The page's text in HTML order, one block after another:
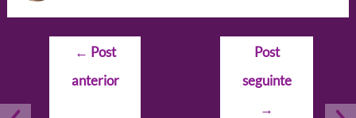
Navegação
Post
← Post
anterior
Post
seguinte
→